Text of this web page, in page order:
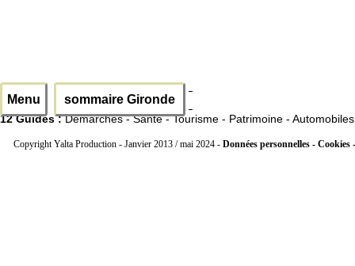
Menu sommaire Gironde
12 Guides :Démarches - Santé - Tourisme - Patrimoine - Automobiles
Copyright Yalta Production - Janvier 2013 / mai 2024 - Données personnelles - Cookies